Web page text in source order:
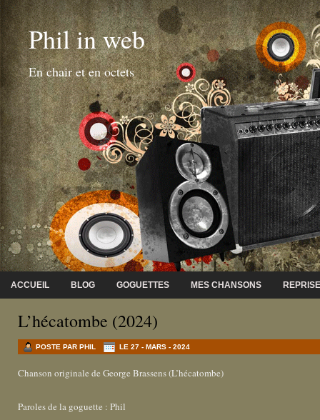
Phil in web
En chair et en octets
ACCUEIL BLOG GOGUETTES MES CHANSONS
L’hécatombe (2024)
POSTE PAR PHIL LE 27 - MARS - 2024
Chanson originale de George Brassens (L’hécatombe)
Paroles de la goguette : Phil